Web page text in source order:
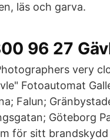
läs och garva.
96 27
very
Fotoautomat
Falun;
Göteborg
för sitt